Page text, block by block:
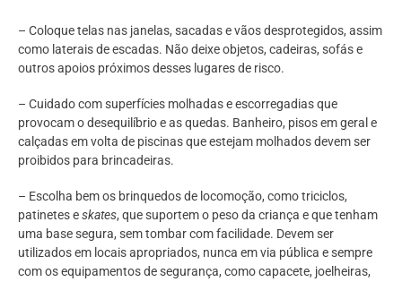
– Coloque telas nas janelas, sacadas e vãos desprotegidos, assim
como laterais de escadas. Não deixe objetos, cadeiras, sofás e
outros apoios próximos desses lugares de risco.
– Cuidado com superfícies molhadas e escorregadias que
provocam o desequilíbrio e as quedas. Banheiro, pisos em geral e
calçadas em volta de piscinas que estejam molhados devem ser
proibidos para brincadeiras.
– Escolha bem os brinquedos de locomoção, como triciclos,
patinetes eskates, que suportem o peso da criança e que tenham
uma base segura, sem tombar com facilidade. Devem ser
utilizados em locais apropriados, nunca em via pública e sempre
com os equipamentos de segurança, como capacete, joelheiras,